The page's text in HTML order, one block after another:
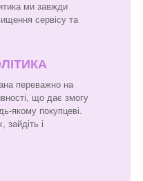
ми завжди
сервісу та
переважно на
що дає змогу
якому покупцеві.
зайдіть і